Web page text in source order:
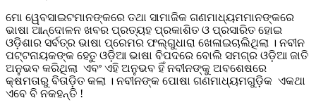
ମୋ ୱେବସାଇଟମାନଙ୍କରେ ତଥା ସାମାଜିକ ଗଣମାଧ୍ୟମମାନଙ୍କରେ
ଭାଷା ଆନ୍ଦୋଳନ ଖବର ପ୍ରତ୍ୟହ ପ୍ରକାଶିତ ଓ ପ୍ରସାରିତ ହୋଇ
ଓଡ଼ିଶାର ସର୍ବତ୍ର ଭାଷା ପ୍ରେମର ଫଲ୍ଗୁଧାରା ଖେଳାଇଚାଲିଥିଲା । ନବୀନ
ପଟ୍ଟନାୟକଙ୍କ ହେତୁ ଓଡ଼ିଆ ଭାଷା ବିପଦରେ ବୋଲି ସମଗ୍ର ଓଡ଼ିଆ ଜାତି
ଅନୁଭବ କରିଥିଲା ଏବଂ ଏହି ଅନୁଭବ ହିଁ ନବୀନଙ୍କୁ ଅବଶେଷରେ
କ୍ଷମତାରୁ ବିତାଡ଼ିତ କଲା । ନବୀନଙ୍କ ପୋଷା ଗଣମାଧ୍ୟମଗୁଡ଼ିକ ଏକଥା
ଏବେ ବି ନକହନ୍ତି !